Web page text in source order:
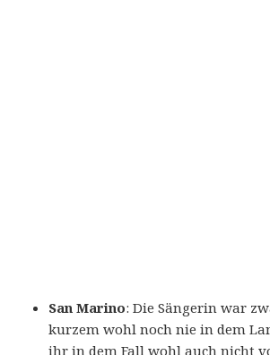
San Marino: Die Sängerin war
kurzem wohl noch nie in dem
ihr in dem Fall wohl auch nicht